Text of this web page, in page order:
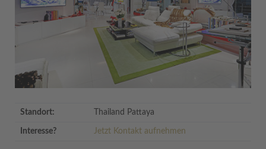
Standort: Thailand Pattaya
Interesse? Jetzt Kontakt aufnehmen